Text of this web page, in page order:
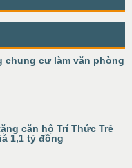
chung cư làm văn phòng
căn hộ Trí Thức Trẻ
1,1 tỷ đồng